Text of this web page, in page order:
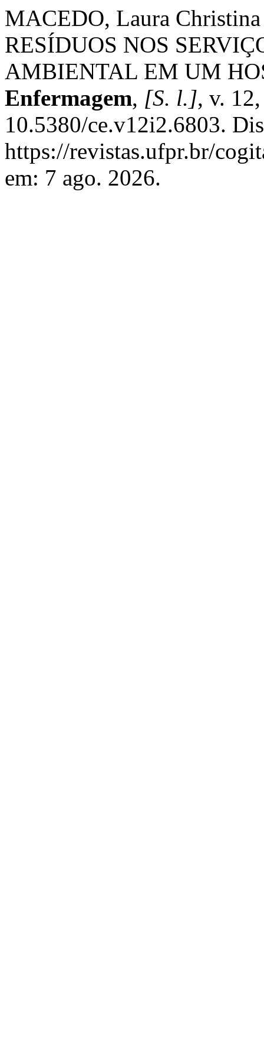
MACEDO, Laura
RESÍDUOS NOS
AMBIENTAL EM UM
Enfermagem, [S. l.], v.
10.5380/ce.v12i2.6803.
https://revistas.ufpr.br/
em: 7 ago. 2026.